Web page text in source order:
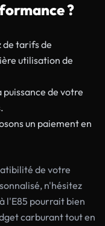
?
de tarifs de
utilisation de
puissance de votre
un paiement en
de votre
n'hésitez
l'E85 pourrait bien
carburant tout en